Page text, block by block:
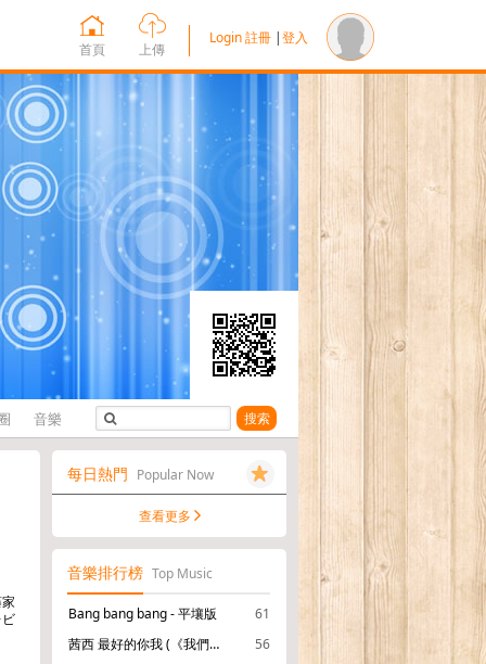
Login註冊 |登入
首頁 上傳
搜索
音樂
每日熱門 Popular Now
查看更多
音樂排行榜 Top Music
Bang bang bang - 平壤版
61
茜西 最好的你我 (《我們的翻譯官》電視劇插曲)
56